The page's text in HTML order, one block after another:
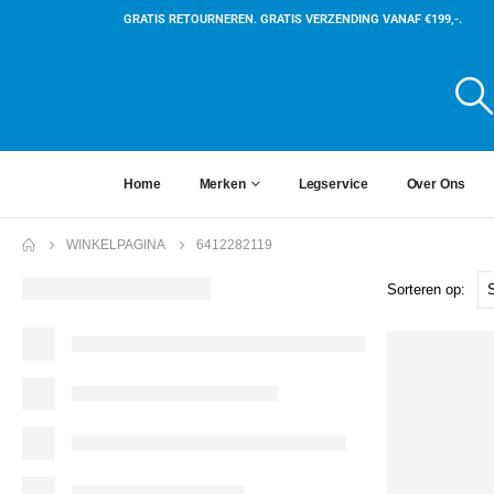
GRATIS RETOURNEREN. GRATIS VERZENDING VANAF €199,-.
Home Merken Legservice Over Ons
WINKELPAGINA 6412282119
Sorteren op: